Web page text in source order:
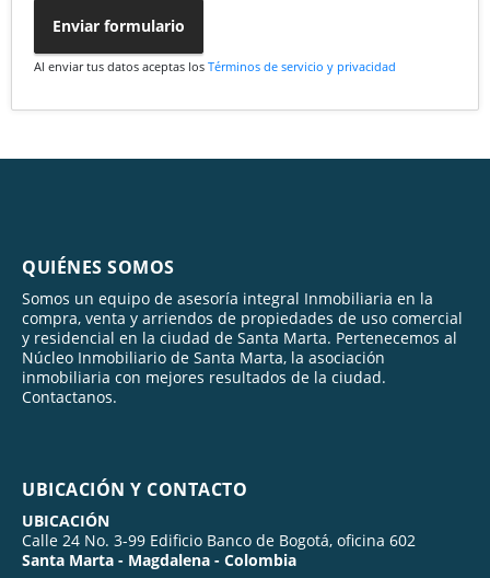
Enviar formulario
Al enviar tus datos aceptas los Términos de servicio y privacidad
QUIÉNES SOMOS
Somos un equipo de asesoría integral Inmobiliaria en la
compra, venta y arriendos de propiedades de uso comercial
y residencial en la ciudad de Santa Marta. Pertenecemos al
Núcleo Inmobiliario de Santa Marta, la asociación
inmobiliaria con mejores resultados de la ciudad.
Contactanos.
UBICACIÓN Y CONTACTO
UBICACIÓN
Calle 24 No. 3-99 Edificio Banco de Bogotá, oficina 602
Santa Marta - Magdalena - Colombia